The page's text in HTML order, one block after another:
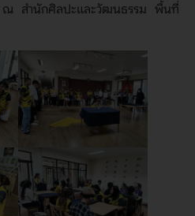
ณ สำนักศิลปะและวัฒนธรรม พื้นที่